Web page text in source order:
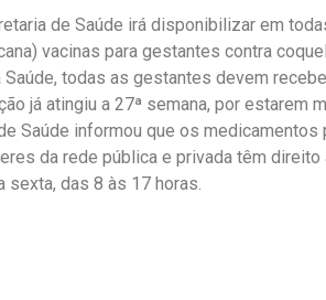
de Saúde irá disponibilizar em
vacinas para gestantes contra
todas as gestantes devem
já atingiu a 27ª semana, por estarem
Saúde informou que os medicamentos
da rede pública e privada têm direito
sexta, das 8 às 17 horas.